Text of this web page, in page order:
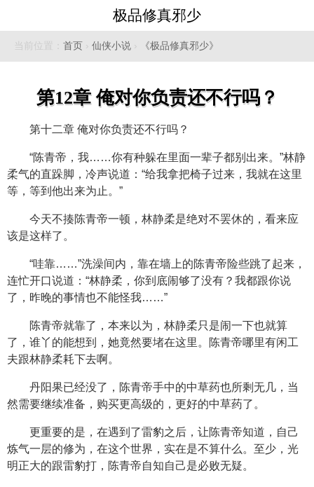
极品修真邪少
当前位置： 首页 › 仙侠小说 › 《极品修真邪少》
第12章 俺对你负责还不行吗？
第十二章 俺对你负责还不行吗？
“陈青帝，我……你有种躲在里面一辈子都别出来。”林静
柔气的直跺脚，冷声说道：“给我拿把椅子过来，我就在这里
等，等到他出来为止。”
今天不揍陈青帝一顿，林静柔是绝对不罢休的，看来应
该是这样了。
“哇靠……”洗澡间内，靠在墙上的陈青帝险些跳了起来，
连忙开口说道：“林静柔，你到底闹够了没有？我都跟你说
了，昨晚的事情也不能怪我……”
陈青帝就靠了，本来以为，林静柔只是闹一下也就算
了，谁丫的能想到，她竟然要堵在这里。陈青帝哪里有闲工
夫跟林静柔耗下去啊。
丹阳果已经没了，陈青帝手中的中草药也所剩无几，当
然需要继续准备，购买更高级的，更好的中草药了。
更重要的是，在遇到了雷豹之后，让陈青帝知道，自己
炼气一层的修为，在这个世界，实在是不算什么。至少，光
明正大的跟雷豹打，陈青帝自知自己是必败无疑。